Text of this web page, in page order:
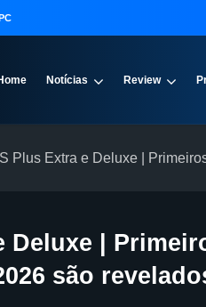
Notícias Review
Plus Extra e Deluxe |
Deluxe |
são